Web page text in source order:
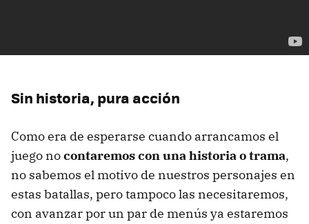
Sin historia, pura acción
Como era de esperarse cuando arrancamos el
juego nocontaremos con una historia o trama,
no sabemos el motivo de nuestros personajes en
estas batallas, pero tampoco las necesitaremos,
con avanzar por un par de menús ya estaremos